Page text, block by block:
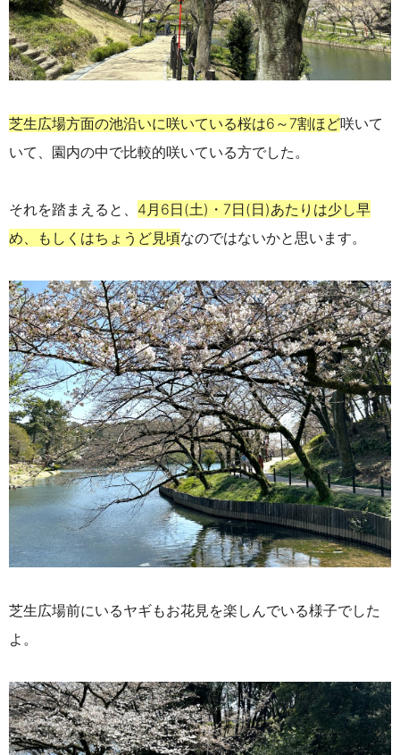
芝生広場方面の池沿いに咲いている桜は6～7割ほど咲いて
いて、園内の中で比較的咲いている方でした。
それを踏まえると、 4月6日(土)・7日(日)あたりは少し早
め、もしくはちょうど見頃なのではないかと思います。
芝生広場前にいるヤギもお花見を楽しんでいる様子でした
よ。